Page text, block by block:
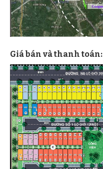
Giá bán và thanh toán: